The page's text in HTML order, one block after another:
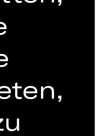
Spielzeit
Besetzung